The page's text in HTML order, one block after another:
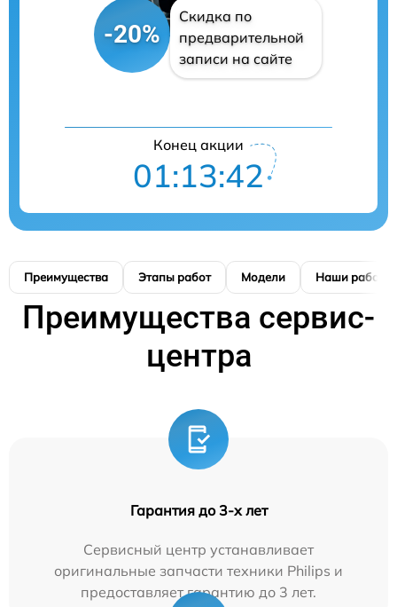
-20%
Скидка по
предварительной
записи на сайте
Конец акции
01:13:41
Преимущества Этапы работ Модели Наши работы
Преимущества сервис-
центра
Гарантия до 3-х лет
Сервисный центр устанавливает
оригинальные запчасти техники Philips и
предоставляет гарантию до 3 лет.